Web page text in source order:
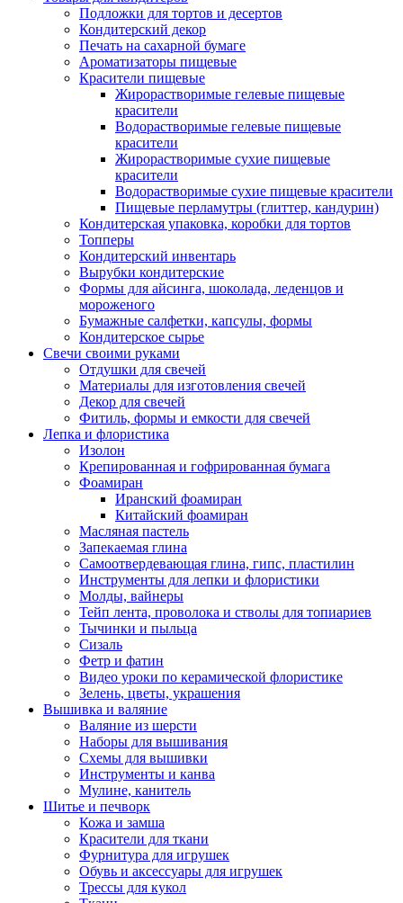
Подложки для тортов и десертов
Кондитерский декор
Печать на сахарной бумаге
Ароматизаторы пищевые
Красители пищевые
Жирорастворимые гелевые пищевые
красители
Водорастворимые гелевые пищевые
красители
Жирорастворимые сухие пищевые
красители
Водорастворимые сухие пищевые красители
Пищевые перламутры (глиттер, кандурин)
Кондитерская упаковка, коробки для тортов
Топперы
Кондитерский инвентарь
Вырубки кондитерские
Формы для айсинга, шоколада, леденцов и
мороженого
Бумажные салфетки, капсулы, формы
Кондитерское сырье
Свечи своими руками
Отдушки для свечей
Материалы для изготовления свечей
Декор для свечей
Фитиль, формы и емкости для свечей
Лепка и флористика
Изолон
Крепированная и гофрированная бумага
Фоамиран
Иранский фоамиран
Китайский фоамиран
Масляная пастель
Запекаемая глина
Самоотвердевающая глина, гипс, пластилин
Инструменты для лепки и флористики
Молды, вайнеры
Тейп лента, проволока и стволы для топиариев
Тычинки и пыльца
Сизаль
Фетр и фатин
Видео уроки по керамической флористике
Зелень, цветы, украшения
Вышивка и валяние
Валяние из шерсти
Наборы для вышивания
Схемы для вышивки
Инструменты и канва
Мулине, канитель
Шитье и печворк
Кожа и замша
Красители для ткани
Фурнитура для игрушек
Обувь и аксессуары для игрушек
Трессы для кукол